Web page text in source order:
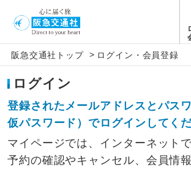
阪急交通社トップ > ログイン・会員登録
ログイン
登録されたメールアドレスとパス
仮パスワード）でログインしてく
マイページでは、インターネット
予約の確認やキャンセル、会員情